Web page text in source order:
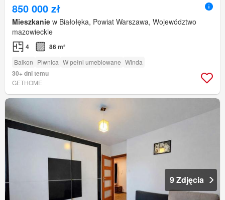
850 000 zł
Mieszkanie w Białołęka, Powiat Warszawa, Województwo
mazowieckie
4 86 m²
Balkon Piwnica W pełni umeblowane Winda
30+ dni temu
GETHOME
9 Zdjęcia